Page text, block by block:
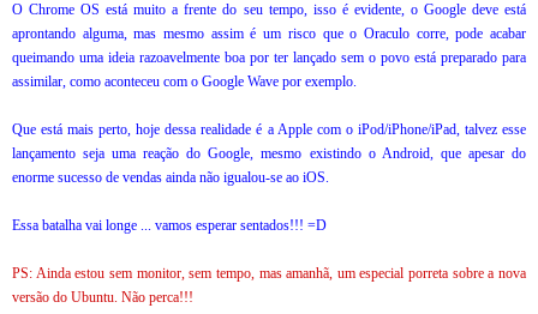
O Chrome OS está muito a frente do seu tempo, isso é evidente, o Google deve está
aprontando alguma, mas mesmo assim é um risco que o Oraculo corre, pode acabar
queimando uma ideia razoavelmente boa por ter lançado sem o povo está preparado para
assimilar, como aconteceu com o Google Wave por exemplo.
Que está mais perto, hoje dessa realidade é a Apple com o iPod/iPhone/iPad, talvez esse
lançamento seja uma reação do Google, mesmo existindo o Android, que apesar do
enorme sucesso de vendas ainda não igualou-se ao iOS.
Essa batalha vai longe ... vamos esperar sentados!!! =D
PS: Ainda estou sem monitor, sem tempo, mas amanhã, um especial porreta sobre a nova
versão do Ubuntu. Não perca!!!